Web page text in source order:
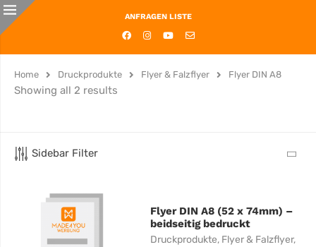
ANFRAGEN LISTE
Home Druckprodukte Flyer & Falzflyer Flyer DIN A8
Showing all 2 results
Sidebar Filter
Flyer DIN A8 (52 x 74mm) –
beidseitig bedruckt
Druckprodukte, Flyer & Falzflyer,